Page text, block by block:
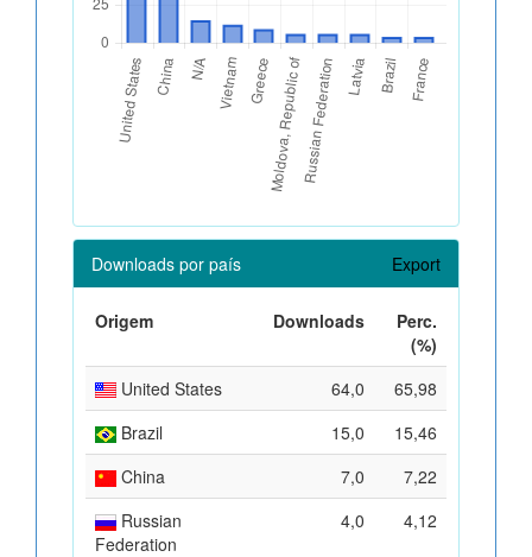
Downloads por país Export
Origem Downloads
Perc.
(%)
United States
64,0
65,98
Brazil
15,0
15,46
China
7,0
7,22
Russian
Federation
4,0 4,12